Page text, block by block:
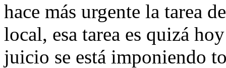
hace más urgente la tarea
local, esa tarea es quizá
juicio se está imponiendo